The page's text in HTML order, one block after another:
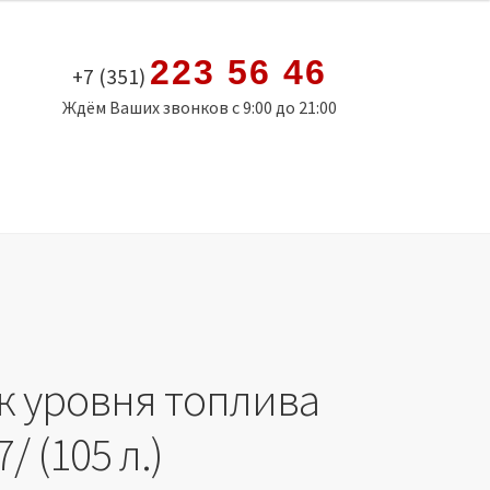
+7 (351) 223 56 46
Ждём Ваших звонков с 9:00 до 21:00
уровня топлива
(105 л.)